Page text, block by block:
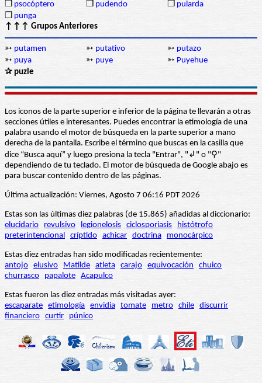
❒ psocóptero ❒ pudendo ❒ pularda
❒ punga
↑↑↑ Grupos Anteriores
➳ putamen ➳ putativo ➳ putazo
➳ puya ➳ puye ➳ Puyehue
✰ puzle
Los iconos de la parte superior e inferior de la página te llevarán a otras
secciones útiles e interesantes. Puedes encontrar la etimología de una
palabra usando el motor de búsqueda en la parte superior a mano
derecha de la pantalla. Escribe el término que buscas en la casilla que
dice “Busca aquí” y luego presiona la tecla "Entrar", "↲" o "⚲"
dependiendo de tu teclado. El motor de búsqueda de Google abajo es
para buscar contenido dentro de las páginas.
Última actualización: Viernes, Agosto 7 06:16 PDT 2026
Estas son las últimas diez palabras (de 15.865) añadidas al diccionario:
elucidario
revulsivo legionelosis ciclosporiasis
histótrofo
preterintencional críptido achicar doctrina monocárpico
Estas diez entradas han sido modificadas recientemente:
antojo elusivo Matilde atleta carajo equivocación
chuico
churrasco
papalote Acapulco
Estas fueron las diez entradas más visitadas ayer:
escaparate etimología envidia tomate metro chile discurrir
financiero curtir púnico